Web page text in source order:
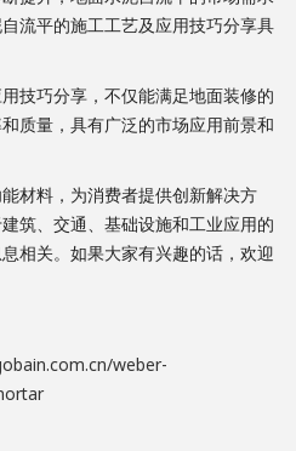
流平的施工工艺及应用技巧分享具
技巧分享，不仅能满足地面装修的
质量，具有广泛的市场应用前景和
材料，为消费者提供创新解决方
筑、交通、基础设施和工业应用的
相关。如果大家有兴趣的话，欢迎
weber-